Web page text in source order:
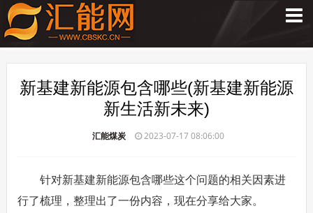
新基建新能源包含哪些(新基建新能源
新生活新未来)
汇能煤炭 2023-07-17 08:06:00
针对新基建新能源包含哪些这个问题的相关因素进
行了梳理，整理出了一份内容，现在分享给大家。